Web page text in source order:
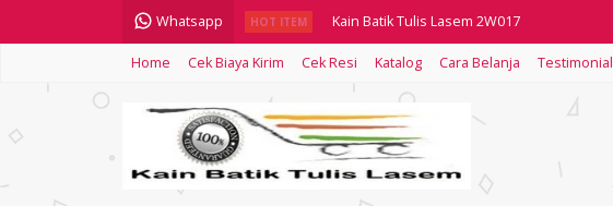
Whatsapp HOT ITEM Kain Batik Tulis Lasem 2W017
Kain Batik Tulis Lasem 2W004
Kain Batik Tulis Lasem PS012
Kain Batik Tulis Lasem Dua Warna 2w-009
Kain Batik Tulis Lasem 3W029
Home Cek Biaya Kirim Cek Resi Katalog Cara Belanja Testimonial